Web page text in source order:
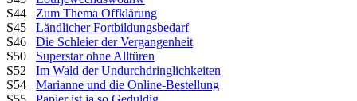
S44 Zum Thema Offklärung
S45 Ländlicher Fortbildungsbedarf
S46 Die Schleier der Vergangenheit
S50 Superstar ohne Alltüren
S52 Im Wald der Undurchdringlichkeiten
S54 Marianne und die Online-Bestellung